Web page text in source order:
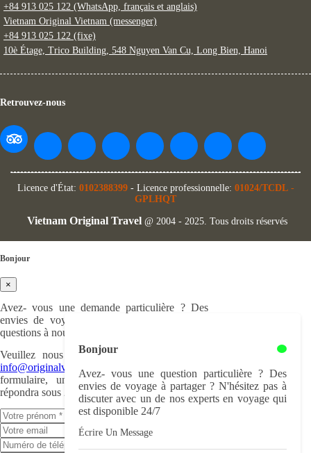
+84 913 025 122 (WhatsApp, français et anglais)
Vietnam Original Vietnam (messenger)
+84 913 025 122 (fixe)
10è Étage, Trico Building, 548 Nguyen Van Cu, Long Bien, Hanoi
Retrouvez-nous
Licence d'État: 0102388399 - Licence professionnelle: 01024/TCDL-
GPLHQT
Vietnam Original Travel@ 2004 - 2025. Tous droits réservés
Bonjour
Avez- vous une question particulière ? Des
envies de voyage à partager ? N'hésitez pas à
discuter avec un de nos experts en voyage qui
est disponible 24/7
Écrire Un Message
Bonjour
×
Avez- vous une demande particulière ? Des
envies de voyage à partager ? Ou bien des
questions à nous poser ?
Veuillez nous nous écrire à cette adresse :
info@originalvietnam.com
ou remplir ce
formulaire, un de nos experts en voyage
répondra sous 24h.